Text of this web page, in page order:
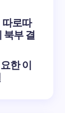
따로따
부 결
한 이